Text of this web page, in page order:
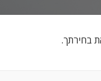
בחירתך.